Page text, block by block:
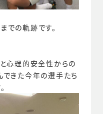
での軌跡です。
と心理的安全性からの
できた今年の選手たち